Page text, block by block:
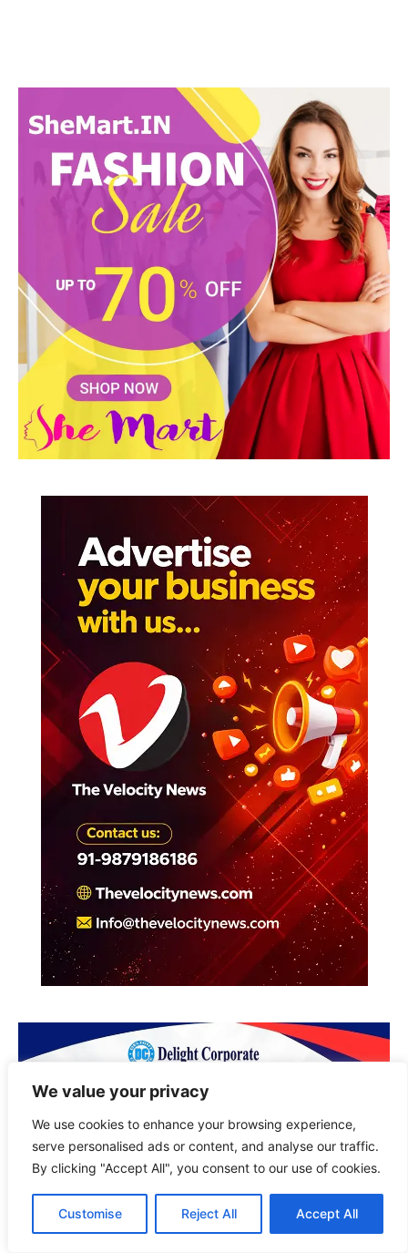
We value your privacy
We use cookies to enhance your browsing experience,
serve personalised ads or content, and analyse our traffic.
By clicking "Accept All", you consent to our use of cookies.
Customise Reject All Accept All